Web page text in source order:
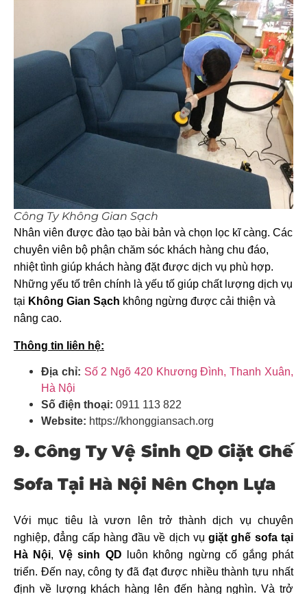
Công Ty Không Gian Sạch
Nhân viên được đào tạo bài bản và chọn lọc kĩ càng. Các
chuyên viên bộ phận chăm sóc khách hàng chu đáo,
nhiệt tình giúp khách hàng đặt được dịch vụ phù hợp.
Những yếu tố trên chính là yếu tố giúp chất lượng dịch vụ
tại Không Gian Sạch không ngừng được cải thiện và
nâng cao.
Thông tin liên hệ:
Địa chỉ: Số 2 Ngõ 420 Khương Đình, Thanh Xuân,
Hà Nội
Số điện thoại: 0911 113 822
Website: https://khonggiansach.org
9. Công Ty Vệ Sinh QD Giặt Ghế
Sofa Tại Hà Nội Nên Chọn Lựa
Với mục tiêu là vươn lên trở thành dịch vụ chuyên
nghiệp, đẳng cấp hàng đầu về dịch vụgiặt ghế sofa tại
Hà Nội, Vệ sinh QD luôn không ngừng cố gắng phát
triển. Đến nay, công ty đã đạt được nhiều thành tựu nhất
định về lượng khách hàng lên đến hàng nghìn. Và trở